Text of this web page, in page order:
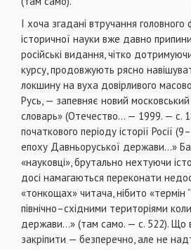
І хоча згадані втручання головного
історичної науки вже давно
російські видання, чітко
курсу, продовжують рясно
локшину на вуха довірливого
Русь, — запевняє новий
словарь» (Отечество... — 1999. — с.
початкового періоду історії Росії
епоху Давньоруської держави...»
«науковці», брутально нехтуючи
досі намагаються переконати
«тонкощах» читача, нібито «термін
північно–східними територіями
держави...» (там само. — с. 522). Що
закріпити — безперечно, але не